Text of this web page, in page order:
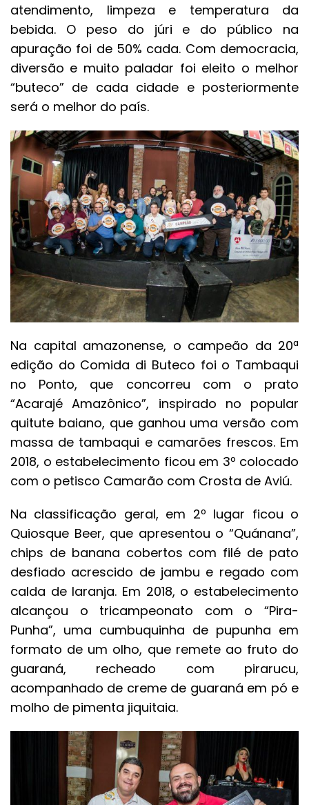
atendimento, limpeza e temperatura da
bebida. O peso do júri e do público na
apuração foi de 50% cada. Com democracia,
diversão e muito paladar foi eleito o melhor
“buteco” de cada cidade e posteriormente
será o melhor do país.
Na capital amazonense, o campeão da 20ª
edição do Comida di Buteco foi o Tambaqui
no Ponto, que concorreu com o prato
“Acarajé Amazônico”, inspirado no popular
quitute baiano, que ganhou uma versão com
massa de tambaqui e camarões frescos. Em
2018, o estabelecimento ficou em 3º colocado
com o petisco Camarão com Crosta de Aviú.
Na classificação geral, em 2º lugar ficou o
Quiosque Beer, que apresentou o “Quánana”,
chips de banana cobertos com filé de pato
desfiado acrescido de jambu e regado com
calda de laranja. Em 2018, o estabelecimento
alcançou o tricampeonato com o “Pira-
Punha”, uma cumbuquinha de pupunha em
formato de um olho, que remete ao fruto do
guaraná, recheado com pirarucu,
acompanhado de creme de guaraná em pó e
molho de pimenta jiquitaia.